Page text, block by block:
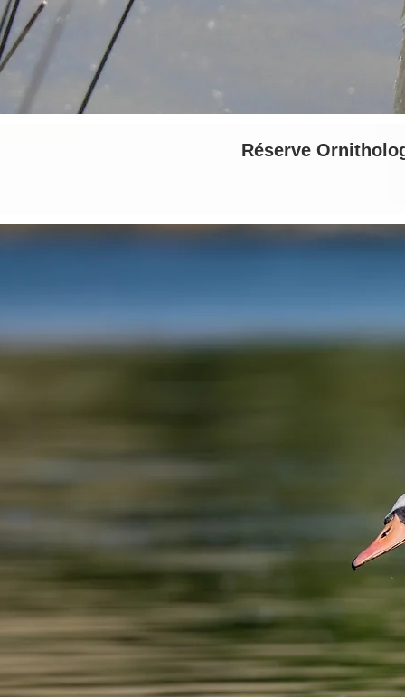
Réserve